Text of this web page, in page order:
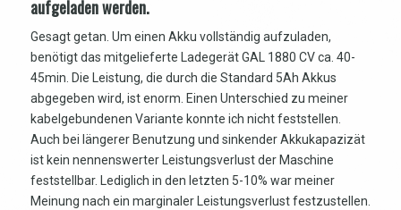
aufgeladen werden.
Gesagt getan. Um einen Akku vollständig aufzuladen,
benötigt das mitgelieferte Ladegerät GAL 1880 CV ca. 40-
45min. Die Leistung, die durch die Standard 5Ah Akkus
abgegeben wird, ist enorm. Einen Unterschied zu meiner
kabelgebundenen Variante konnte ich nicht feststellen.
Auch bei längerer Benutzung und sinkender Akkukapazizät
ist kein nennenswerter Leistungsverlust der Maschine
feststellbar. Lediglich in den letzten 5-10% war meiner
Meinung nach ein marginaler Leistungsverlust festzustellen.